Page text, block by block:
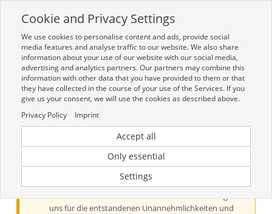
Zur mobilen Kompaktversion (Login erforderlich)
Toggle
navigation
Aktueller Hinweis zur Preis- und
Verfügbarkeitsanzeige
Liebe Kundinnen und Kunden, derzeit kann es bei der
Preis- und Verfügbarkeitsanzeige aus technischen
uns für die entstandenen Unannehmlichkeiten und
Cookie and Privacy Settings
We use cookies to personalise content and ads, provide social
media features and analyse traffic to our website. We also share
information about your use of our website with our social media,
advertising and analytics partners. Our partners may combine this
information with other data that you have provided to them or that
they have collected in the course of your use of the Services. If you
give us your consent, we will use the cookies as described above.
Privacy Policy
Imprint
Accept all
Only essential
Settings